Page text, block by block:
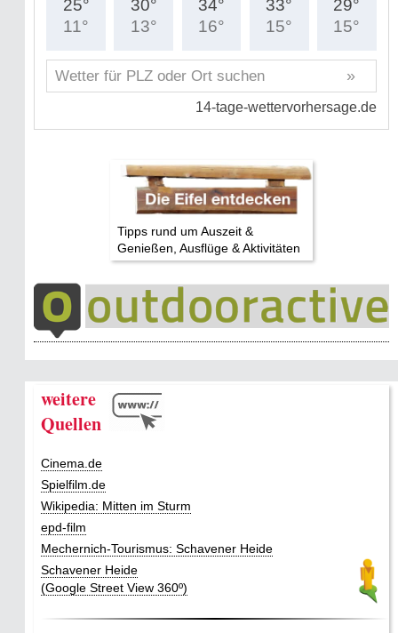
Tipps rund um Auszeit &
Genießen, Ausflüge & Aktivitäten
weitere
Quellen
Cinema.de
Spielfilm.de
Wikipedia: Mitten im Sturm
epd-film
Mechernich-Tourismus: Schavener Heide
Schavener Heide
(Google Street View 360º)